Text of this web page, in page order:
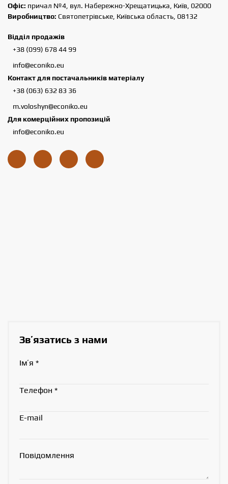
Офіс: причал №4, вул. Набережно-Хрещатицька, Київ, 02000
Виробництво: Святопетрівське, Київська область, 08132
Відділ продажів
+38 (099) 678 44 99
info@econiko.eu
Контакт для постачальників матеріалу
+38 (063) 632 83 36
m.voloshyn@econiko.eu
Для комерційних пропозицій
info@econiko.eu
Звʼязатись з нами
Імʼя *
Телефон *
E-mail
Повідомлення